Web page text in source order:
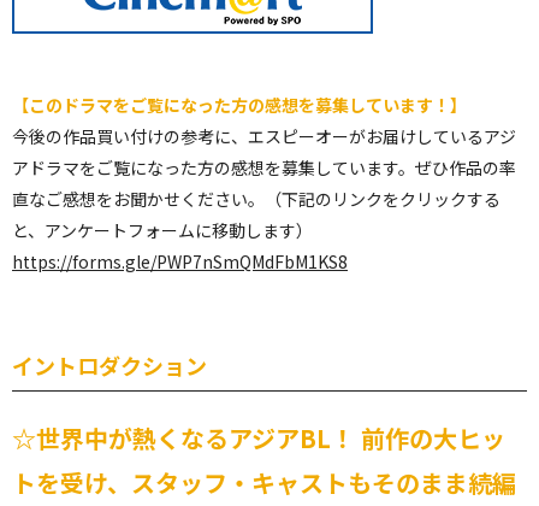
【このドラマをご覧になった方の感想を募集しています！】
今後の作品買い付けの参考に、エスピーオーがお届けしているアジ
アドラマをご覧になった方の感想を募集しています。ぜひ作品の率
直なご感想をお聞かせください。（下記のリンクをクリックする
と、アンケートフォームに移動します）
https://forms.gle/PWP7nSmQMdFbM1KS8
イントロダクション
☆世界中が熱くなるアジアBL！ 前作の大ヒッ
トを受け、スタッフ・キャストもそのまま続編